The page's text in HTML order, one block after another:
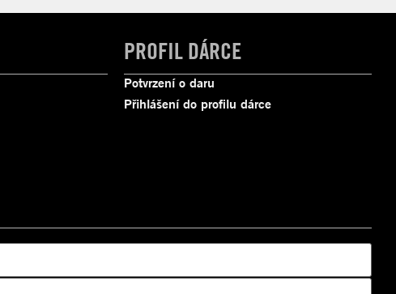
PROFIL DÁRCE
Potvrzení o daru
Přihlášení do profilu dárce